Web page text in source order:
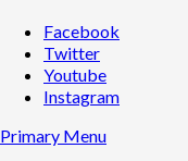
Facebook
Twitter
Youtube
Instagram
Primary Menu